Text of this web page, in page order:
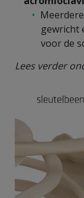
gewricht
voor de
Lees verder